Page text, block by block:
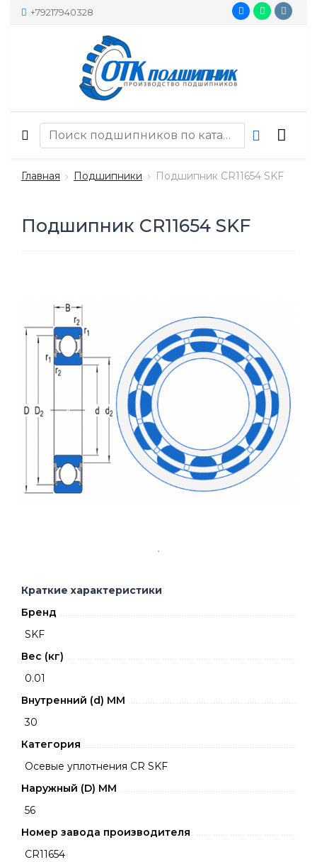
+79217940328
Главная Подшипники Подшипник CR11654 SKF
Подшипник CR11654 SKF
Краткие характеристики
Бренд
SKF
Вес (кг)
0.01
Внутренний (d) ММ
30
Категория
Осевые уплотнения CR SKF
Наружный (D) ММ
56
Номер завода производителя
CR11654